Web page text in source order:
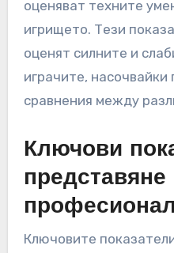
оценяват техните
игрището. Тези
оценят силните и
играчите, насочвайки
сравнения между
Ключови
представяне
Ключовите